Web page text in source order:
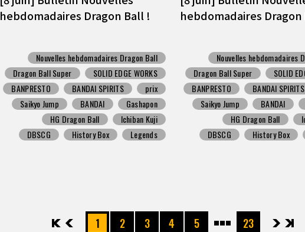
hebdomadaires Dragon Ball !
Nouvelles hebdomadaires Dragon Ball
Dragon Ball Super
SOLID EDGE WORKS
BANPRESTO
BANDAI SPIRITS
prix
Saikyo Jump
BANDAI
Gashapon
HG Dragon Ball
Ichiban Kuji
DBSCG
History Box Legends
hebdomadaires Dragon
Nouvelles hebdomadaires
Dragon Ball Super
SOLID
BANPRESTO
BANDAI SPIRITS
Saikyo Jump
BANDAI
HG Dragon Ball
DBSCG
History Box
先頭 1 2 3 4 5 23次へ 最後